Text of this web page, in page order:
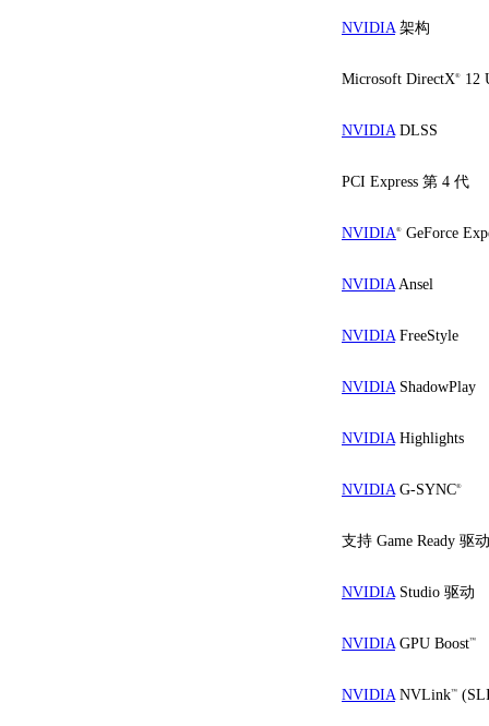
NVIDIA 架构
Microsoft DirectX® 12
NVIDIA DLSS
PCI Express 第 4 代
NVIDIA® GeForce
NVIDIA Ansel
NVIDIA FreeStyle
NVIDIA ShadowPlay
NVIDIA Highlights
NVIDIA G-SYNC®
支持 Game Ready 驱
NVIDIA Studio 驱动
NVIDIA GPU Boost™
NVIDIA NVLink™